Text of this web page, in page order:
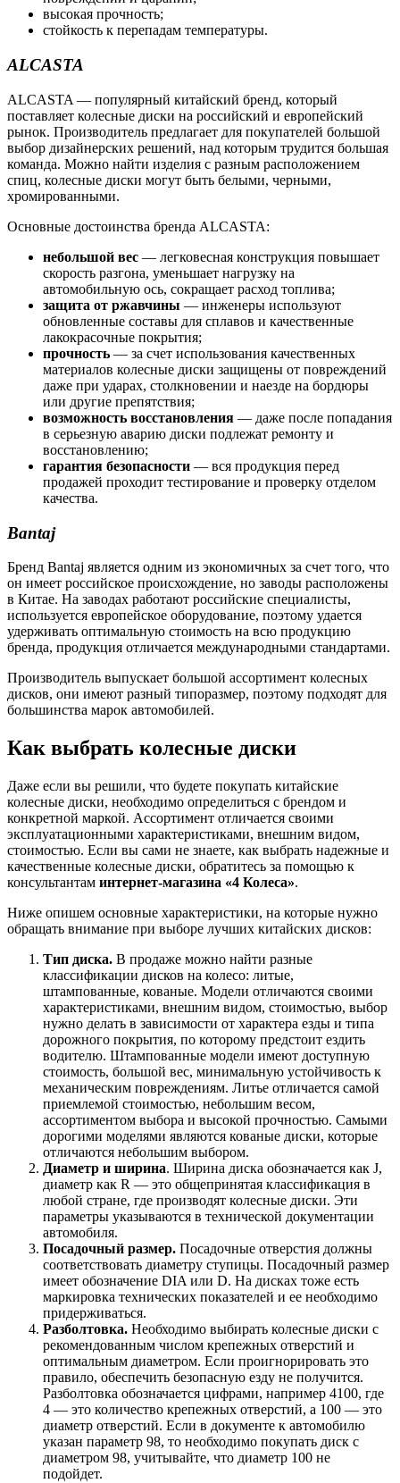
высокая прочность;
стойкость к перепадам температуры.
ALCASTA
ALCASTA — популярный китайский бренд, который
поставляет колесные диски на российский и европейский
рынок. Производитель предлагает для покупателей большой
выбор дизайнерских решений, над которым трудится большая
команда. Можно найти изделия с разным расположением
спиц, колесные диски могут быть белыми, черными,
хромированными.
Основные достоинства бренда ALCASTA:
небольшой вес — легковесная конструкция повышает
скорость разгона, уменьшает нагрузку на
автомобильную ось, сокращает расход топлива;
защита от ржавчины — инженеры используют
обновленные составы для сплавов и качественные
лакокрасочные покрытия;
прочность — за счет использования качественных
материалов колесные диски защищены от повреждений
даже при ударах, столкновении и наезде на бордюры
или другие препятствия;
возможность восстановления — даже после попадания
в серьезную аварию диски подлежат ремонту и
восстановлению;
гарантия безопасности — вся продукция перед
продажей проходит тестирование и проверку отделом
качества.
Bantaj
Бренд Bantaj является одним из экономичных за счет того, что
он имеет российское происхождение, но заводы расположены
в Китае. На заводах работают российские специалисты,
используется европейское оборудование, поэтому удается
удерживать оптимальную стоимость на всю продукцию
бренда, продукция отличается международными стандартами.
Производитель выпускает большой ассортимент колесных
дисков, они имеют разный типоразмер, поэтому подходят для
большинства марок автомобилей.
Как выбрать колесные диски
Даже если вы решили, что будете покупать китайские
колесные диски, необходимо определиться с брендом и
конкретной маркой. Ассортимент отличается своими
эксплуатационными характеристиками, внешним видом,
стоимостью. Если вы сами не знаете, как выбрать надежные и
качественные колесные диски, обратитесь за помощью к
консультантам интернет-магазина «4 Колеса».
Ниже опишем основные характеристики, на которые нужно
обращать внимание при выборе лучших китайских дисков:
Тип диска. В продаже можно найти разные
классификации дисков на колесо: литые,
штампованные, кованые. Модели отличаются своими
характеристиками, внешним видом, стоимостью, выбор
нужно делать в зависимости от характера езды и типа
дорожного покрытия, по которому предстоит ездить
водителю. Штампованные модели имеют доступную
стоимость, большой вес, минимальную устойчивость к
механическим повреждениям. Литье отличается самой
приемлемой стоимостью, небольшим весом,
ассортиментом выбора и высокой прочностью. Самыми
дорогими моделями являются кованые диски, которые
отличаются небольшим выбором.
Диаметр и ширина. Ширина диска обозначается как J,
диаметр как R — это общепринятая классификация в
любой стране, где производят колесные диски. Эти
параметры указываются в технической документации
автомобиля.
Посадочный размер. Посадочные отверстия должны
соответствовать диаметру ступицы. Посадочный размер
имеет обозначение DIA или D. На дисках тоже есть
маркировка технических показателей и ее необходимо
придерживаться.
Разболтовка. Необходимо выбирать колесные диски с
рекомендованным числом крепежных отверстий и
оптимальным диаметром. Если проигнорировать это
правило, обеспечить безопасную езду не получится.
Разболтовка обозначается цифрами, например 4100, где
4 — это количество крепежных отверстий, а 100 — это
диаметр отверстий. Если в документе к автомобилю
указан параметр 98, то необходимо покупать диск с
диаметром 98, учитывайте, что диаметр 100 не
подойдет.